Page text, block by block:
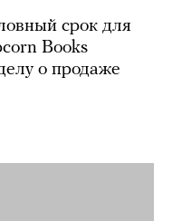
срок для
Books
о продаже